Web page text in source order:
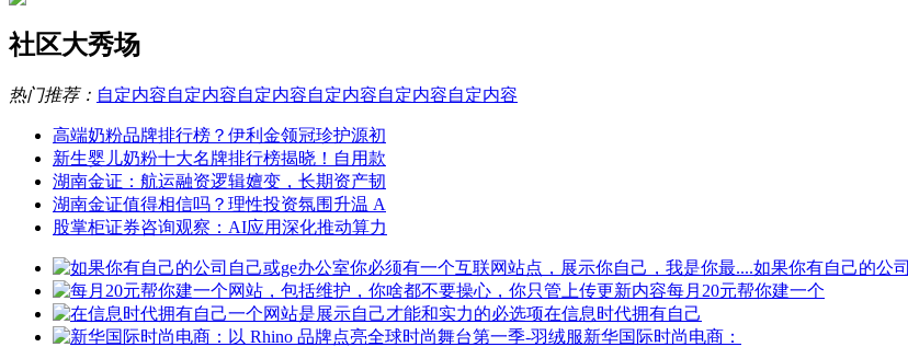
社区大秀场
热门推荐： 自定内容自定内容自定内容自定内容自定内容自定内容
高端奶粉品牌排行榜？伊利金领冠珍护源初
新生婴儿奶粉十大名牌排行榜揭晓！自用款
湖南金证：航运融资逻辑嬗变，长期资产韧
湖南金证值得相信吗？理性投资氛围升温 A
股掌柜证券咨询观察：AI应用深化推动算力
如果你有自己的公司
每月20元帮你建一个
在信息时代拥有自己
新华国际时尚电商：